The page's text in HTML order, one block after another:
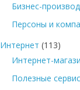
Бизнес-
Персоны и
Интернет (113)
Интернет-
Полезные